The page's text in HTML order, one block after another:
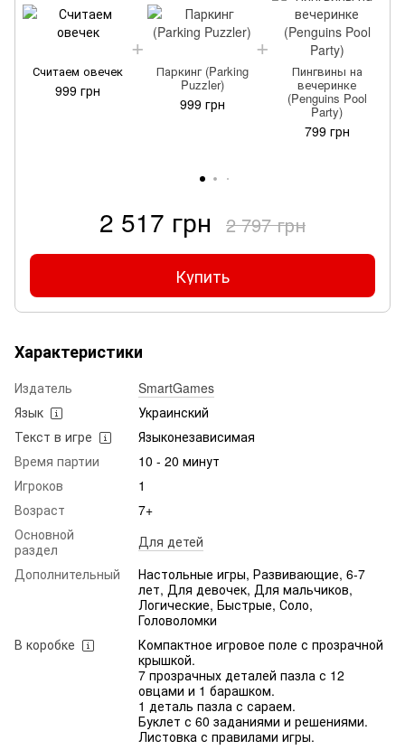
Считаем овечек
999 грн
Паркинг (Parking
Puzzler)
999 грн
Пингвины на
вечеринке
(Penguins Pool
Party)
799 грн
2 517 грн 2 797 грн
Купить
Характеристики
Издатель
SmartGames
Язык
Украинский
Текст в игре
Языконезависимая
Время партии
10 - 20 минут
Игроков
1
Возраст
7+
Основной
раздел
Для детей
Дополнительный
Настольные игры, Развивающие, 6-7
лет, Для девочек, Для мальчиков,
Логические, Быстрые, Соло,
Головоломки
В коробке
Компактное игровое поле с прозрачной
крышкой.
7 прозрачных деталей пазла с 12
овцами и 1 барашком.
1 деталь пазла с сараем.
Буклет с 60 заданиями и решениями.
Листовка с правилами игры.